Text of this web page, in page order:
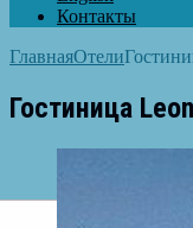
Контакты
ГлавнаяОтели
Гостиница